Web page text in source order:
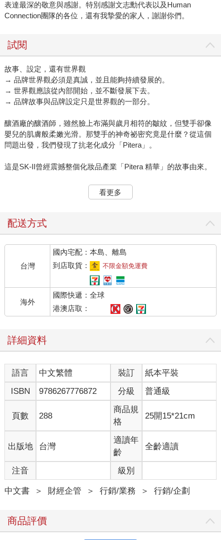
表達最深的敬意與感謝。特別感謝文志勳代表以及Human
Connection團隊的各位，還有我摯愛的家人，謝謝你們。
試閱
故事、設定，還有世界觀
→ 品牌世界觀必須是真誠，並且能夠持續發展的。
→ 世界觀應該從內部開始，並不斷發展下去。
→ 品牌故事與品牌設定只是世界觀的一部分。
釀酒廠的釀酒師，雖然臉上布滿與歲月相符的皺紋，但雙手卻像
嬰兒的肌膚般柔嫩光滑。那雙手的神奇祕密究竟是什麼？從這個
問題出發，我們發現了抗老化成分「Pitera」。
這是SK-II曾經震撼整個化妝品產業「Pitera 精華」的故事由來。
「頭戴著香蕉牛皇冠的王子『賓格瑞烏斯．德瑪西斯』為了繼承
賓格瑞王國的王位踏上了挑戰之旅，他的第一個任務就是經營
年輕新潮。
這兩個案例無疑都締造了行銷史上的輝煌成功。許多企業在尋求
品牌故事的靈感時，總會把SK-II的Pitera精華和賓格瑞作為學習
典範。品牌形象重塑策略十有八九會失敗，但在賓格瑞完美完成
這一困難的任務後，許多品牌也開始投入角色IP開發，希望能夠
複製這樣的成功模式。
這些策略的確令人讚嘆，我自己也從中學到了很多。但問題是，
這些案例能稱為品牌的「世界觀」嗎？答案是否定的。要理解這
區別。首先，讓我們來了解一下品牌世界觀的條件。
品牌世界觀的四大條件
1. 是否具備「真實性」？
賓格瑞的角色並不是真實的故事，大家都知道它是虛構的，這正
是它帶來新鮮感與趣味性的原因。然而，虛構的故事終究無法擁
有「真實」所帶來的深刻影響力。賓格瑞創造這個角色的目的並
非要傳達真實性，而是希望藉此塑造年輕、親和的品牌形象，讓
千禧世代和Z世代產生共鳴。以目的來說這一策略的確取得了巨大
成功，但本質上，它並不是真實的故事。
2. 是否能夠「持續發展」？
賓格瑞的角色故事雖然能夠隨著季節變化而持續發展，但它能夠
還能再延續五十年嗎？答案恐怕是否定的。任何優秀的行銷策略
都有其生命週期，無法維持幾十年。然而，真正優秀的品牌世界
看更多
配送方式
台灣
國內宅配：本島、離島
到店取貨：
不限金額免運費
海外
國際快遞：全球
港澳店取：
詳細資料
語言 中文繁體 裝訂
紙本平裝
ISBN
9786267776872 分級 普通級
頁數 288
商品規
格
25開15*21cm
出版地 台灣
適讀年
齡
全齡適讀
注音 級別
中文書 ＞ 財經企管 ＞ 行銷/業務 ＞ 行銷/企劃
商品評價